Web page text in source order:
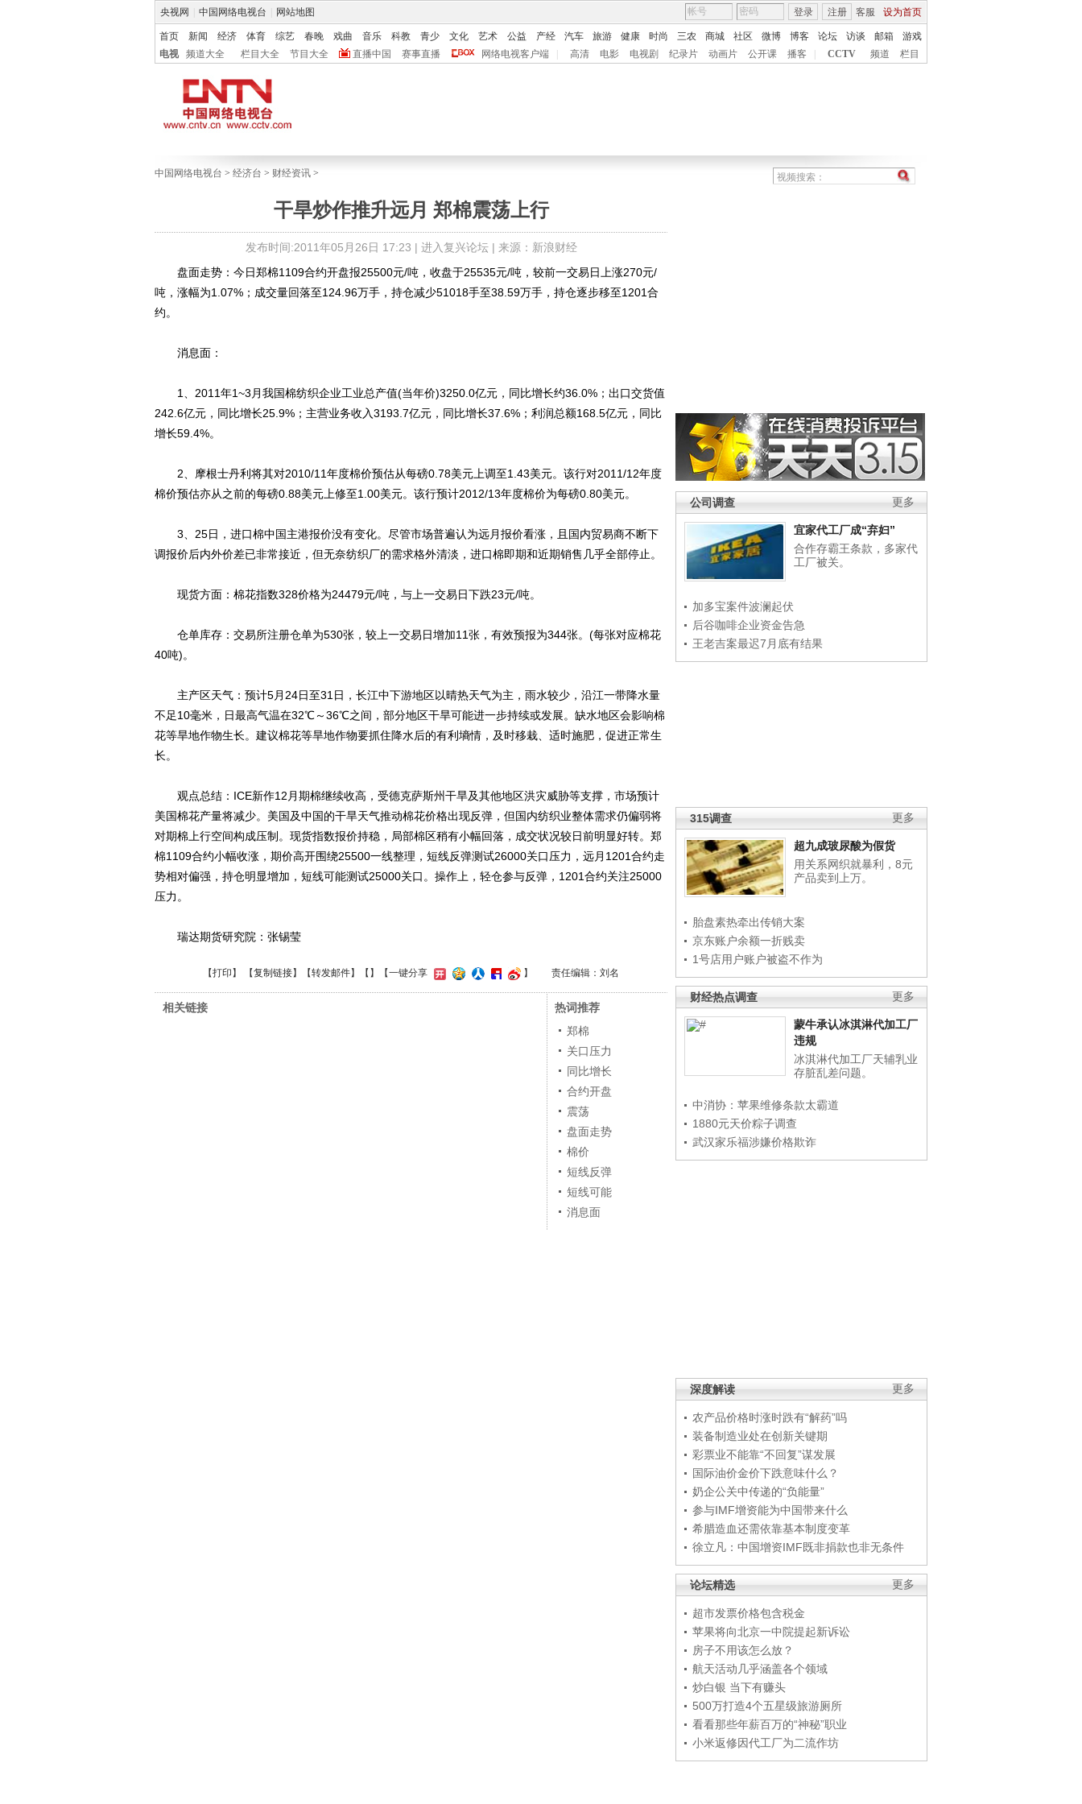
央视网 中国网络电视台 网站地图 客服 设为首页
登录 注册
首页 新闻 经济 体育 综艺 春晚 戏曲 音乐 科教 青少 文化 艺术 公益 产经 汽车 旅游 健康 时尚 三农 商城 社区 微博 博客 论坛 访谈 邮箱
游戏
电视
频道大全 栏目大全 节目大全 直播中国 赛事直播 网络电视客户端 高清 电影 电视剧 纪录片 动画片 公开课 播客 CCTV 频道 栏目
中国网络电视台 > 经济台 > 财经资讯 >
干旱炒作推升远月 郑棉震荡上行
发布时间:2011年05月26日 17:23 | 进入复兴论坛| 来源：新浪财经
更多
公司调查
宜家代工厂成“弃妇”
合作存霸王条款，多家代
工厂被关。
加多宝案件波澜起伏
后谷咖啡企业资金告急
王老吉案最迟7月底有结果
更多
315调查
超九成玻尿酸为假货
用关系网织就暴利，8元
产品卖到上万。
胎盘素热牵出传销大案
京东账户余额一折贱卖
1号店用户账户被盗不作为
更多
财经热点调查
蒙牛承认冰淇淋代加工厂
违规
冰淇淋代加工厂天辅乳业
存脏乱差问题。
中消协：苹果维修条款太霸道
1880元天价粽子调查
武汉家乐福涉嫌价格欺诈
更多
深度解读
农产品价格时涨时跌有“解药”吗
装备制造业处在创新关键期
彩票业不能靠“不回复”谋发展
国际油价金价下跌意味什么？
奶企公关中传递的“负能量”
参与IMF增资能为中国带来什么
希腊造血还需依靠基本制度变革
徐立凡：中国增资IMF既非捐款也非无条件
更多
论坛精选
超市发票价格包含税金
苹果将向北京一中院提起新诉讼
房子不用该怎么放？
航天活动几乎涵盖各个领域
炒白银 当下有赚头
500万打造4个五星级旅游厕所
看看那些年薪百万的“神秘”职业
小米返修因代工厂为二流作坊
盘面走势：今日郑棉1109合约开盘报25500元/吨，收盘于25535元/吨，较前一交易日上涨270元/
吨，涨幅为1.07%；成交量回落至124.96万手，持仓减少51018手至38.59万手，持仓逐步移至1201合
约。
消息面：
1、2011年1~3月我国棉纺织企业工业总产值(当年价)3250.0亿元，同比增长约36.0%；出口交货值
242.6亿元，同比增长25.9%；主营业务收入3193.7亿元，同比增长37.6%；利润总额168.5亿元，同比
增长59.4%。
2、摩根士丹利将其对2010/11年度棉价预估从每磅0.78美元上调至1.43美元。该行对2011/12年度
棉价预估亦从之前的每磅0.88美元上修至1.00美元。该行预计2012/13年度棉价为每磅0.80美元。
3、25日，进口棉中国主港报价没有变化。尽管市场普遍认为远月报价看涨，且国内贸易商不断下
调报价后内外价差已非常接近，但无奈纺织厂的需求格外清淡，进口棉即期和近期销售几乎全部停止。
现货方面：棉花指数328价格为24479元/吨，与上一交易日下跌23元/吨。
仓单库存：交易所注册仓单为530张，较上一交易日增加11张，有效预报为344张。(每张对应棉花
40吨)。
主产区天气：预计5月24日至31日，长江中下游地区以晴热天气为主，雨水较少，沿江一带降水量
不足10毫米，日最高气温在32℃～36℃之间，部分地区干旱可能进一步持续或发展。缺水地区会影响棉
花等旱地作物生长。建议棉花等旱地作物要抓住降水后的有利墒情，及时移栽、适时施肥，促进正常生
长。
观点总结：ICE新作12月期棉继续收高，受德克萨斯州干旱及其他地区洪灾威胁等支撑，市场预计
美国棉花产量将减少。美国及中国的干旱天气推动棉花价格出现反弹，但国内纺织业整体需求仍偏弱将
对期棉上行空间构成压制。现货指数报价持稳，局部棉区稍有小幅回落，成交状况较日前明显好转。郑
棉1109合约小幅收涨，期价高开围绕25500一线整理，短线反弹测试26000关口压力，远月1201合约走
势相对偏强，持仓明显增加，短线可能测试25000关口。操作上，轻仓参与反弹，1201合约关注25000
压力。
瑞达期货研究院：张锡莹
【打印 】 【复制链接】【转发邮件】【 】 【一键分享 】 责任编辑：刘名
相关链接
热词推荐
郑棉
关口压力
同比增长
合约开盘
震荡
盘面走势
棉价
短线反弹
短线可能
消息面